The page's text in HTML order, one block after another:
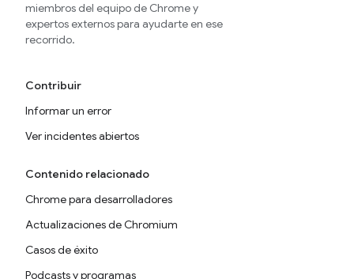
miembros del equipo de Chrome y
expertos externos para ayudarte en ese
recorrido.
Contribuir
Informar un error
Ver incidentes abiertos
Contenido relacionado
Chrome para desarrolladores
Actualizaciones de Chromium
Casos de éxito
Podcasts y programas